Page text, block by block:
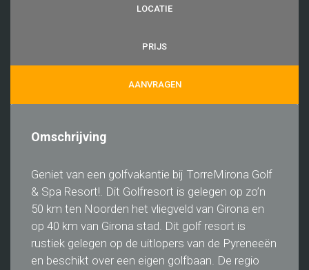
LOCATIE
PRIJS
AANVRAGEN
Omschrijving
Geniet van een golfvakantie bij TorreMirona Golf
& Spa Resort!. Dit Golfresort is gelegen op zo’n
50 km ten Noorden het vliegveld van Girona en
op 40 km van Girona stad. Dit golf resort is
rustiek gelegen op de uitlopers van de Pyreneeën
en beschikt over een eigen golfbaan. De regio